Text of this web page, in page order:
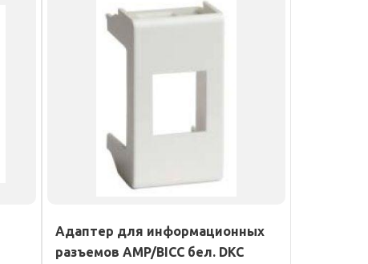
Адаптер для информационных
разъемов AMP/BICC бел. DKC